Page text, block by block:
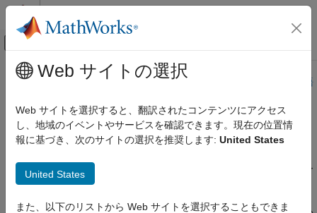
コンテンツへスキップ
オフキャンバス ナビゲーション メ
ドキュメンテーションのホーム
Aerospace Blockset
大気圏内の飛行
カテゴリ
アクチュエーター
メインコンテンツ
このページは機械翻訳を使用して翻訳されました。最新版の英語
推進
エンジンコンポーネント、システム、ローター、コントローラー
をシミュレートする
Web サイトの選択
Web サイトを選択すると、翻訳されたコンテンツにアクセス
し、地域のイベントやサービスを確認できます。現在の位置情
報に基づき、次のサイトの選択を推奨します: United States
United States
また、以下のリストから Web サイトを選択することもできま